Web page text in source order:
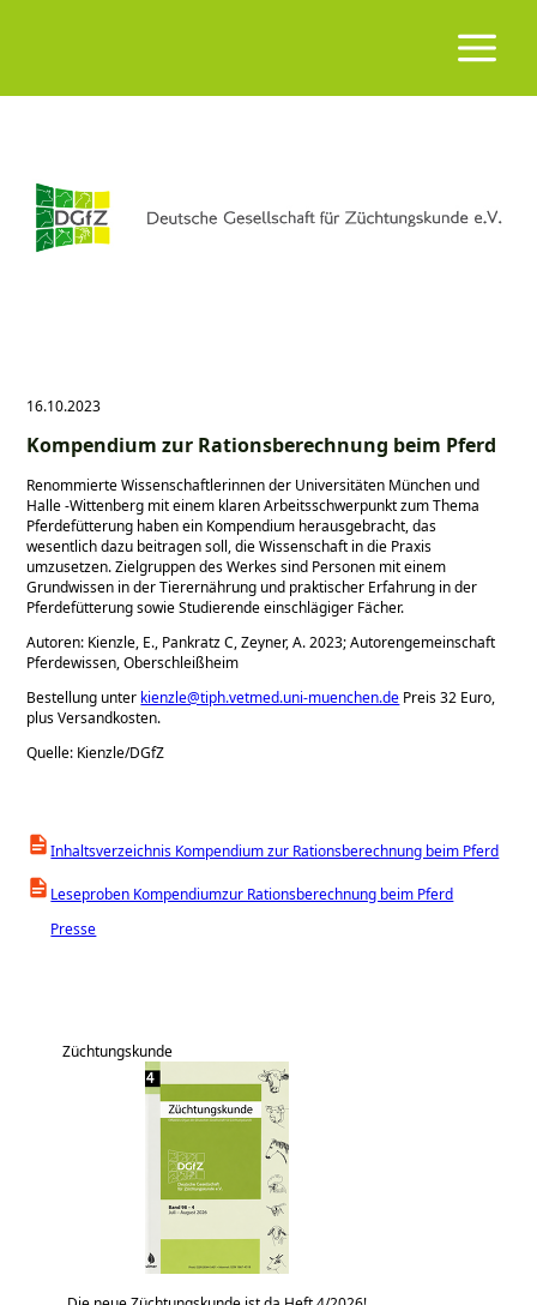
16.10.2023
Kompendium zur Rationsberechnung beim Pferd
Renommierte Wissenschaftlerinnen der Universitäten München und
Halle -Wittenberg mit einem klaren Arbeitsschwerpunkt zum Thema
Pferdefütterung haben ein Kompendium herausgebracht, das
wesentlich dazu beitragen soll, die Wissenschaft in die Praxis
umzusetzen. Zielgruppen des Werkes sind Personen mit einem
Grundwissen in der Tierernährung und praktischer Erfahrung in der
Pferdefütterung sowie Studierende einschlägiger Fächer.
Autoren: Kienzle, E., Pankratz C, Zeyner, A. 2023; Autorengemeinschaft
Pferdewissen, Oberschleißheim
Bestellung unter kienzle@tiph.vetmed.uni-muenchen.de Preis 32 Euro,
plus Versandkosten.
Quelle: Kienzle/DGfZ
Inhaltsverzeichnis Kompendium zur Rationsberechnung beim Pferd
Leseproben Kompendiumzur Rationsberechnung beim Pferd
Presse
Züchtungskunde